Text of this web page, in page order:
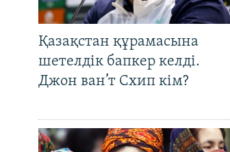
Қазақстан құрамасына
шетелдік бапкер келді.
Джон ван’т Схип кім?